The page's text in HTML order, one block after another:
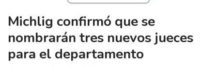
Michlig confirmó que se
nombrarán tres nuevos jueces
para el departamento